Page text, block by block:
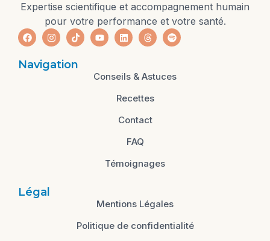
Expertise scientifique et accompagnement humain
pour votre performance et votre santé.
Navigation
Conseils & Astuces
Recettes
Contact
FAQ
Témoignages
Légal
Mentions Légales
Politique de confidentialité